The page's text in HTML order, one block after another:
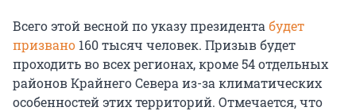
Всего этой весной по указу президента будет
призвано 160 тысяч человек. Призыв будет
проходить во всех регионах, кроме 54 отдельных
районов Крайнего Севера из-за климатических
особенностей этих территорий. Отмечается, что